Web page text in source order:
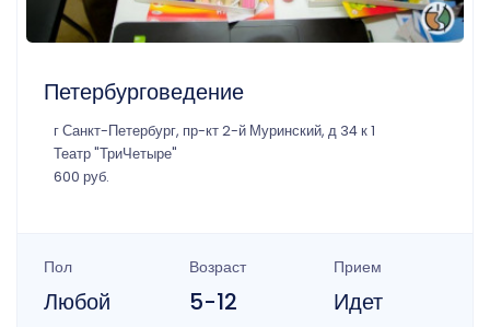
Петербурговедение
г Санкт-Петербург, пр-кт 2-й Муринский, д 34 к 1
Театр "ТриЧетыре"
600 руб.
Пол
Любой
Возраст
5-12
Прием
Идет